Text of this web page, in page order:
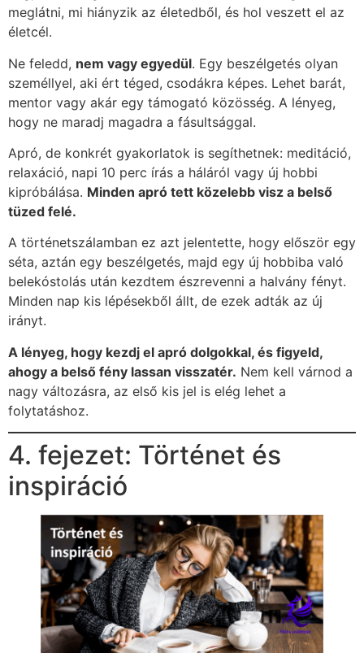
meglátni, mi hiányzik az életedből, és hol veszett el az
életcél.
Ne feledd, nem vagy egyedül. Egy beszélgetés olyan
személlyel, aki ért téged, csodákra képes. Lehet barát,
mentor vagy akár egy támogató közösség. A lényeg,
hogy ne maradj magadra a fásultsággal.
Apró, de konkrét gyakorlatok is segíthetnek: meditáció,
relaxáció, napi 10 perc írás a háláról vagy új hobbi
kipróbálása. Minden apró tett közelebb visz a belső
tüzed felé.
A történetszálamban ez azt jelentette, hogy először egy
séta, aztán egy beszélgetés, majd egy új hobbiba való
belekóstolás után kezdtem észrevenni a halvány fényt.
Minden nap kis lépésekből állt, de ezek adták az új
irányt.
A lényeg, hogy kezdj el apró dolgokkal, és figyeld,
ahogy a belső fény lassan visszatér. Nem kell várnod a
nagy változásra, az első kis jel is elég lehet a
folytatáshoz.
4. fejezet: Történet és
inspiráció